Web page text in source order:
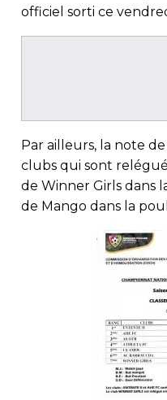
officiel sorti ce
Par ailleurs, la note de
clubs qui sont
de Winner Girls dans
de Mango dans la